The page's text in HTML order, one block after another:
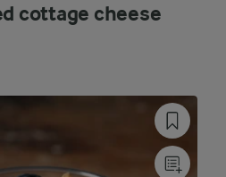
cottage cheese